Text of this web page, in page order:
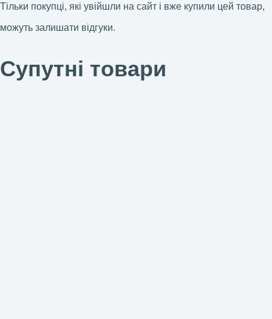
Тільки покупці, які увійшли на сайт і вже купили цей товар,
можуть залишати відгуки.
Супутні товари